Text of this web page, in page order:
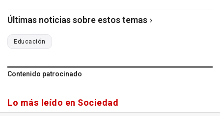
Últimas noticias sobre estos temas
Educación
Contenido patrocinado
Lo más leído en Sociedad